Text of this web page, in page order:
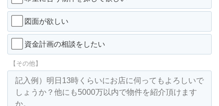
図面が欲しい
資金計画の相談をしたい
【その他】